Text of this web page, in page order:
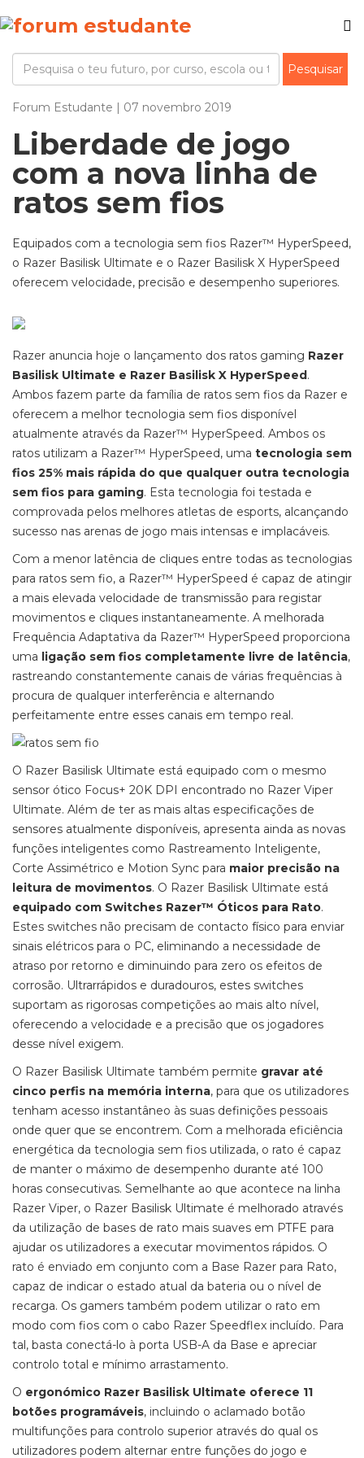
Forum Estudante | 07 novembro 2019
Liberdade de jogo
com a nova linha de
ratos sem fios
Equipados com a tecnologia sem fios Razer™ HyperSpeed,
o Razer Basilisk Ultimate e o Razer Basilisk X HyperSpeed
oferecem velocidade, precisão e desempenho superiores.
Razer anuncia hoje o lançamento dos ratos gaming Razer
Basilisk Ultimate e Razer Basilisk X HyperSpeed.
Ambos fazem parte da família de ratos sem fios da Razer e
oferecem a melhor tecnologia sem fios disponível
atualmente através da Razer™ HyperSpeed. Ambos os
ratos utilizam a Razer™ HyperSpeed, uma tecnologia sem
fios 25% mais rápida do que qualquer outra tecnologia
sem fios para gaming. Esta tecnologia foi testada e
comprovada pelos melhores atletas de esports, alcançando
sucesso nas arenas de jogo mais intensas e implacáveis.
Com a menor latência de cliques entre todas as tecnologias
para ratos sem fio, a Razer™ HyperSpeed é capaz de atingir
a mais elevada velocidade de transmissão para registar
movimentos e cliques instantaneamente. A melhorada
Frequência Adaptativa da Razer™ HyperSpeed proporciona
uma ligação sem fios completamente livre de latência,
rastreando constantemente canais de várias frequências à
procura de qualquer interferência e alternando
perfeitamente entre esses canais em tempo real.
O Razer Basilisk Ultimate está equipado com o mesmo
sensor ótico Focus+ 20K DPI encontrado no Razer Viper
Ultimate. Além de ter as mais altas especificações de
sensores atualmente disponíveis, apresenta ainda as novas
funções inteligentes como Rastreamento Inteligente,
Corte Assimétrico e Motion Sync para maior precisão na
leitura de movimentos. O Razer Basilisk Ultimate está
equipado com Switches Razer™ Óticos para Rato.
Estes switches não precisam de contacto físico para enviar
sinais elétricos para o PC, eliminando a necessidade de
atraso por retorno e diminuindo para zero os efeitos de
corrosão. Ultrarrápidos e duradouros, estes switches
suportam as rigorosas competições ao mais alto nível,
oferecendo a velocidade e a precisão que os jogadores
desse nível exigem.
O Razer Basilisk Ultimate também permite gravar até
cinco perfis na memória interna, para que os utilizadores
tenham acesso instantâneo às suas definições pessoais
onde quer que se encontrem. Com a melhorada eficiência
energética da tecnologia sem fios utilizada, o rato é capaz
de manter o máximo de desempenho durante até 100
horas consecutivas. Semelhante ao que acontece na linha
Razer Viper, o Razer Basilisk Ultimate é melhorado através
da utilização de bases de rato mais suaves em PTFE para
ajudar os utilizadores a executar movimentos rápidos. O
rato é enviado em conjunto com a Base Razer para Rato,
capaz de indicar o estado atual da bateria ou o nível de
recarga. Os gamers também podem utilizar o rato em
modo com fios com o cabo Razer Speedflex incluído. Para
tal, basta conectá-lo à porta USB-A da Base e apreciar
controlo total e mínimo arrastamento.
O ergonómico Razer Basilisk Ultimate oferece 11
botões programáveis, incluindo o aclamado botão
multifunções para controlo superior através do qual os
utilizadores podem alternar entre funções do jogo e